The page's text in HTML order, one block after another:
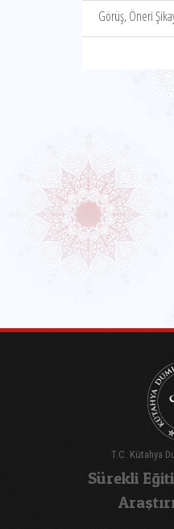
Görüş, Öneri
T.C. Kütahya
Sürekli